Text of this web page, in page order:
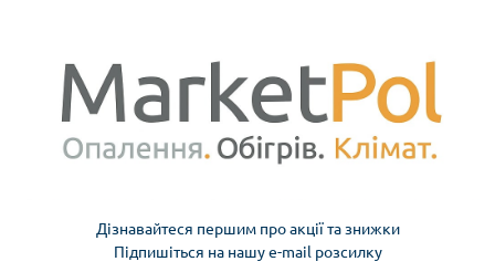
Дізнавайтеся першим про акції та знижки
Підпишіться на нашу e-mail розсилку